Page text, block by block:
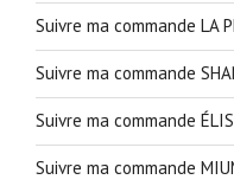
Suivre ma commande LA
Suivre ma commande
Suivre ma commande
Suivre ma commande